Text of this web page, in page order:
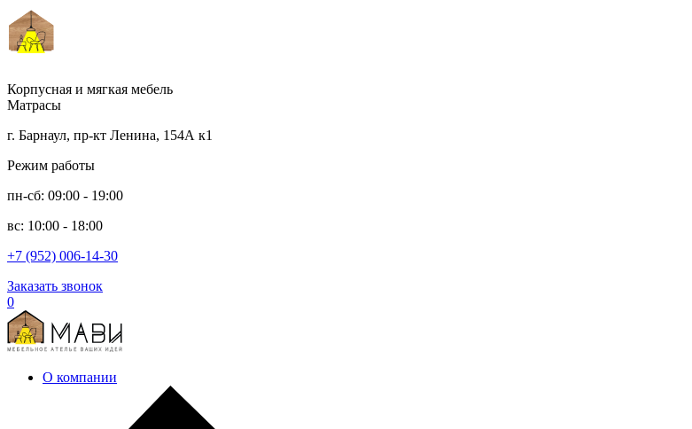
Корпусная и мягкая мебель
Матрасы
г. Барнаул, пр-кт Ленина, 154А к1
Режим работы
пн-сб: 09:00 - 19:00
вс: 10:00 - 18:00
+7 (952) 006-14-30
Заказать звонок
0
О компании